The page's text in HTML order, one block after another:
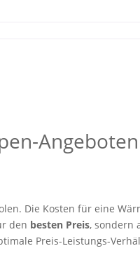
Die Kosten für eine
den besten Preis, sondern
Preis-Leistungs-